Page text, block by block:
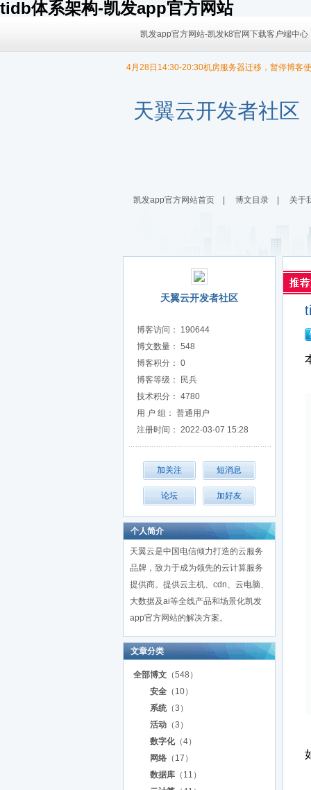
tidb体系架构-凯发app官方网站
凯发app官方网站-凯发k8官网下载客户端中心
天翼云开发者社区
4月28日14:30-20:30机房服务器迁移，暂停博客
9/30日 14:00 -10/4日 08:00暂时无法发布内容！
凯发app官方网站首页 博文目录 关于
天翼云开发者社区
博客访问： 190644
博文数量： 548
博客积分： 0
博客等级： 民兵
技术积分： 4780
用 户 组： 普通用户
注册时间： 2022-03-07 15:28
个人简介
天翼云是中国电信倾力打造的云服务
品牌，致力于成为领先的云计算服务
提供商。提供云主机、cdn、云电脑、
大数据及ai等全线产品和场景化凯发
app官方网站的解决方案。
文章分类
全部博文 （548）
安全 （10）
系统 （3）
活动 （3）
数字化（4）
网络 （17）
数据库 （11）